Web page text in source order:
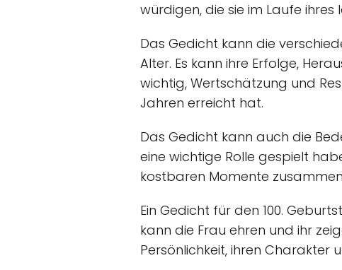
würdigen, die sie im Laufe
Das Gedicht kann die
Alter. Es kann ihre Erfolge,
wichtig, Wertschätzung und
Jahren erreicht hat.
Das Gedicht kann auch die
eine wichtige Rolle gespielt
kostbaren Momente
Ein Gedicht für den 100.
kann die Frau ehren und ihr
Persönlichkeit, ihren Charakter